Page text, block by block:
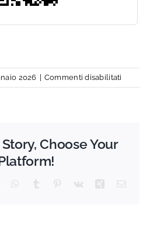
2026 | Commenti disabilitati
Choose Your
WhatsApp
Tumblr Pinterest
Vk XingEmail